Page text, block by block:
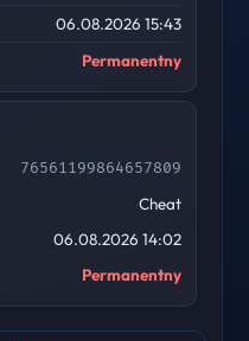
06.08.2026 15:43
Permanentny
76561199864657809
Cheat
06.08.2026 14:02
Permanentny